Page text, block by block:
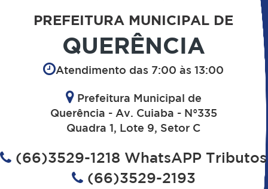
PREFEITURA MUNICIPAL DE
QUERÊNCIA
Atendimento das 7:00 às 13:00
Prefeitura Municipal de
Querência - Av. Cuiaba - N°335
Quadra 1, Lote 9, Setor C
(66)3529-1218 WhatsAPP Tributos
(66)3529-2193